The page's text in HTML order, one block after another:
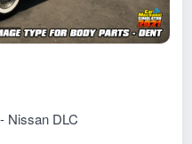
Nissan DLC